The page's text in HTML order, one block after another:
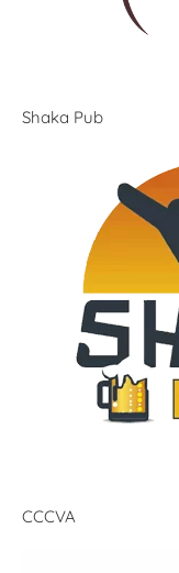
Shaka Pub
CCCVA